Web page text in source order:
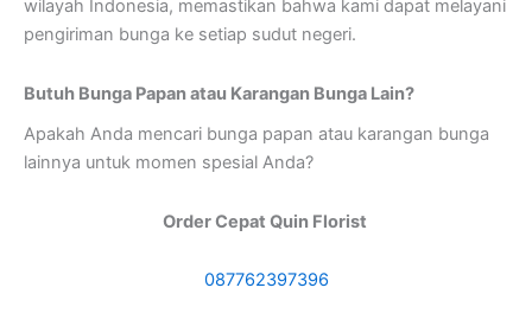
wilayah Indonesia, memastikan bahwa kami dapat melayani
pengiriman bunga ke setiap sudut negeri.
Butuh Bunga Papan atau Karangan Bunga Lain?
Apakah Anda mencari bunga papan atau karangan bunga
lainnya untuk momen spesial Anda?
Order Cepat Quin Florist
087762397396